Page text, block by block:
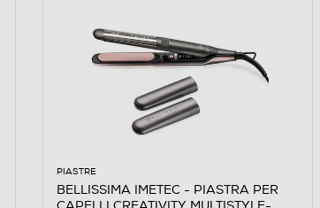
PIASTRE
BELLISSIMA IMETEC - PIASTRA PER